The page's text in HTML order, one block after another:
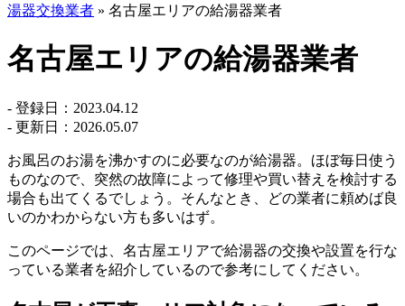
湯器交換業者 » 名古屋エリアの給湯器業者
名古屋エリアの給湯器業者
- 登録日： 2023.04.12
- 更新日： 2026.05.07
お風呂のお湯を沸かすのに必要なのが給湯器。ほぼ毎日使う
ものなので、突然の故障によって修理や買い替えを検討する
場合も出てくるでしょう。そんなとき、どの業者に頼めば良
いのかわからない方も多いはず。
このページでは、名古屋エリアで給湯器の交換や設置を行な
っている業者を紹介しているので参考にしてください。